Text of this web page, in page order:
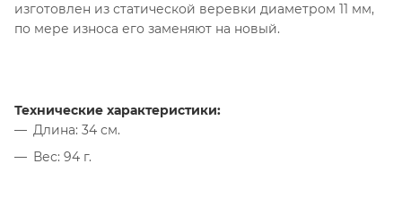
изготовлен из статической веревки диаметром 11 мм,
по мере износа его заменяют на новый.
Технические характеристики:
Длина: 34 см.
Вес: 94 г.